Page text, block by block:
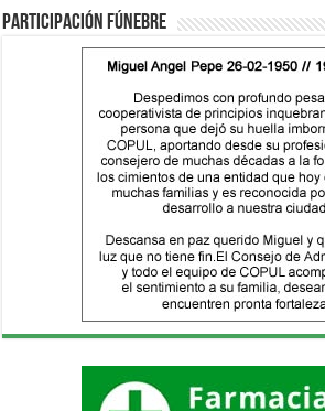
Participación fúnebre